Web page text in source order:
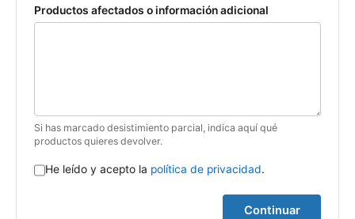
Productos afectados o información adicional
Si has marcado desistimiento parcial, indica aquí qué
productos quieres devolver.
He leído y acepto la política de privacidad.
Continuar